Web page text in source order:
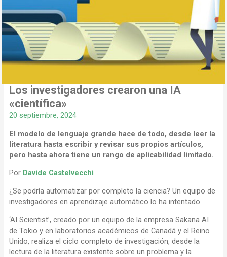
Los investigadores crearon una IA
«científica»
20 septiembre, 2024
El modelo de lenguaje grande hace de todo, desde leer la
literatura hasta escribir y revisar sus propios artículos,
pero hasta ahora tiene un rango de aplicabilidad limitado.
Por Davide Castelvecchi
¿Se podría automatizar por completo la ciencia? Un equipo de
investigadores en aprendizaje automático lo ha intentado.
‘AI Scientist’, creado por un equipo de la empresa Sakana AI
de Tokio y en laboratorios académicos de Canadá y el Reino
Unido, realiza el ciclo completo de investigación, desde la
lectura de la literatura existente sobre un problema y la